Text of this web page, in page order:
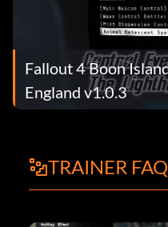
Fallout 4 Boon
England v1.0.3
TRAINER FAQ